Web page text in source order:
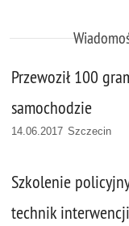
Przewoził 100
samochodzie
14.06.2017 Szczecin
Szkolenie
technik interwencji